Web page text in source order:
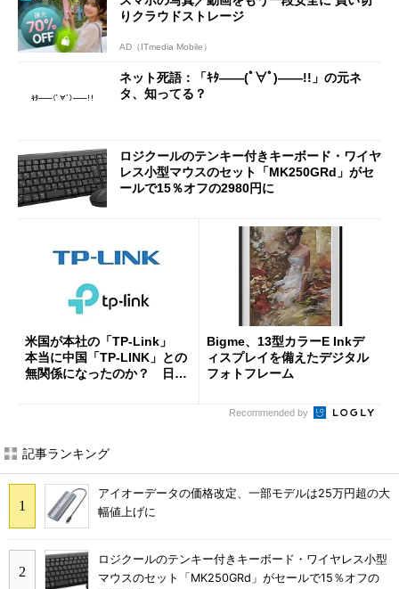
りクラウドストレージ
AD（ITmedia Mobile）
ネット死語：「ｷﾀ――(ﾟ∀ﾟ)――!!」の元ネ
タ、知ってる？
ロジクールのテンキー付きキーボード・ワイヤ
レス小型マウスのセット「MK250GRd」がセ
ールで15％オフの2980円に
米国が本社の「TP-Link」
本当に中国「TP-LINK」との
無関係になったのか？ 日本
Bigme、13型カラーE Inkデ
ィスプレイを備えたデジタル
フォトフレーム
Recommended by
記事ランキング
アイオーデータの価格改定、一部モデルは25万円超の大
幅値上げに
ロジクールのテンキー付きキーボード・ワイヤレス小型
マウスのセット「MK250GRd」がセールで15％オフの